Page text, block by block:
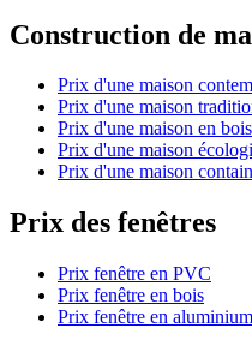
Construction de
Prix d'une maison
Prix d'une maison
Prix d'une maison en bois
Prix d'une maison
Prix d'une maison
Prix des fenêtres
Prix fenêtre en PVC
Prix fenêtre en bois
Prix fenêtre en aluminium